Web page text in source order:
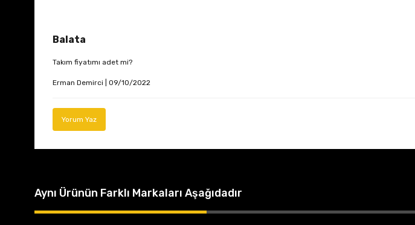
Balata
Takım fiyatımı adet mi?
Erman Demirci | 09/10/2022
Yorum Yaz
Aynı Ürünün Farklı Markaları Aşağıdadır